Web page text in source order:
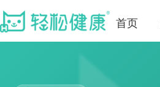
首页